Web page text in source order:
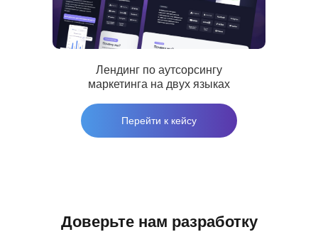
Лендинг по аутсорсингу
маркетинга на двух языках
Перейти к кейсу
Доверьте нам разработку
Политика конфиденциальности
© 2017 - 2026 NechaevStudio